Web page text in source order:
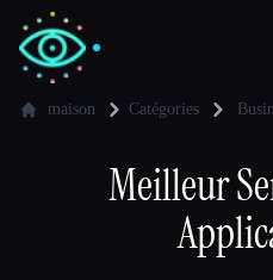
Auteurs
maison Catégories
Meilleur